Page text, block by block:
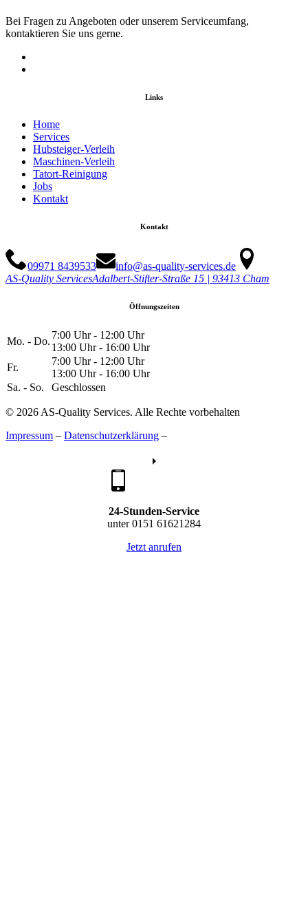
Bei Fragen zu Angeboten oder unserem Serviceumfang,
kontaktieren Sie uns gerne.
Links
Home
Services
Hubsteiger-Verleih
Maschinen-Verleih
Tatort-Reinigung
Jobs
Kontakt
Kontakt
09971 8439533
info@as-quality-services.de
AS-Quality ServicesAdalbert-Stifter-Straße 15 | 93413 Cham
Öffnungszeiten
Mo. - Do.
7:00 Uhr - 12:00 Uhr
13:00 Uhr - 16:00 Uhr
Fr.
7:00 Uhr - 12:00 Uhr
13:00 Uhr - 16:00 Uhr
Sa. - So.
Geschlossen
© 2026 AS-Quality Services. Alle Rechte vorbehalten
Impressum – Datenschutzerklärung –
24-Stunden-Service
unter 0151 61621284
Jetzt anrufen